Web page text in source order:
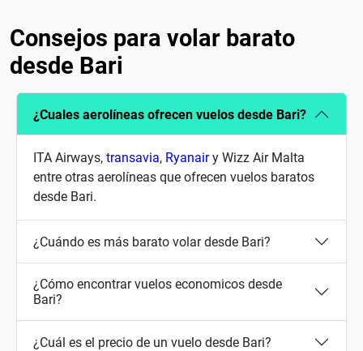
Consejos para volar barato
desde Bari
¿Cuales aerolíneas ofrecen vuelos desde Bari?
ITA Airways, transavia, Ryanairy Wizz Air Malta
entre otras aerolíneas que ofrecen vuelos baratos
desde Bari.
¿Cuándo es más barato volar desde Bari?
¿Cómo encontrar vuelos economicos desde
Bari?
¿Cuál es el precio de un vuelo desde Bari?